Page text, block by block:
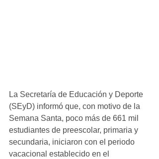
La Secretaría de Educación y Deporte
(SEyD) informó que, con motivo de la
Semana Santa, poco más de 661 mil
estudiantes de preescolar, primaria y
secundaria, iniciaron con el periodo
vacacional establecido en el